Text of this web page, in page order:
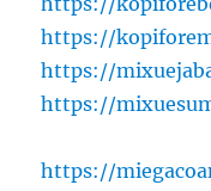
https://
https://
https://
https://